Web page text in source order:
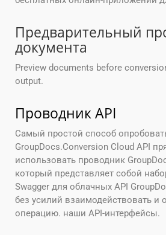
Предварительный
документа
Preview documents before
output.
Проводник API
Самый простой способ
GroupDocs.Conversion Cloud API
использовать проводник
который представляет собой
Swagger для облачных API
без усилий взаимодействовать и
операцию. наши API-интерфейсы.